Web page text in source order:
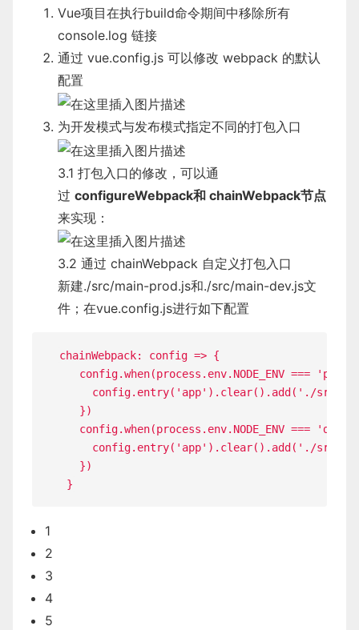
Vue项目在执行build命令期间中移除所有
console.log 链接
通过 vue.config.js 可以修改 webpack 的默认
配置
为开发模式与发布模式指定不同的打包入口
3.1 打包入口的修改，可以通
过 configureWebpack和 chainWebpack节点
来实现：
3.2 通过 chainWebpack 自定义打包入口
新建./src/main-prod.js和./src/main-dev.js文
件；在vue.config.js进行如下配置
chainWebpack: config => {
    config
.when(process . env. NODE_ENV ===
      config
. entry( 'app' ) . clear( ) . add( './src/
})
    config
.when(process . env. NODE_ENV ===
      config
. entry( 'app' ) . clear( ) . add( './src/
})
}
1
2
3
4
5